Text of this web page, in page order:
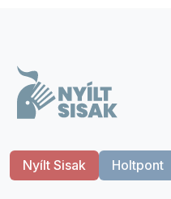
Nyílt Sisak Holtpont